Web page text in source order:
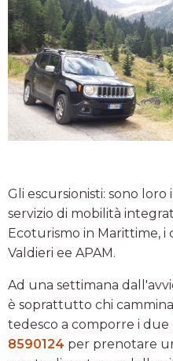
Gli escursionisti: sono
servizio di mobilità
Ecoturismo in Marittime,
Valdieri ee APAM.
Ad una settimana
è soprattutto chi
tedesco a comporre i
8590124 per prenotare